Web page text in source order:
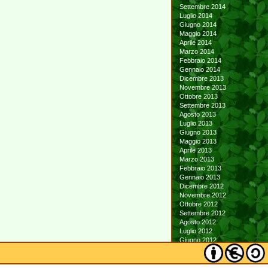
Settembre 2014
Luglio 2014
Giugno 2014
Maggio 2014
Aprile 2014
Marzo 2014
Febbraio 2014
Gennaio 2014
Dicembre 2013
Novembre 2013
Ottobre 2013
Settembre 2013
Agosto 2013
Luglio 2013
Giugno 2013
Maggio 2013
Aprile 2013
Marzo 2013
Febbraio 2013
Gennaio 2013
Dicembre 2012
Novembre 2012
Ottobre 2012
Settembre 2012
Agosto 2012
Luglio 2012
Giugno 2012
Maggio 2012
Aprile 2012